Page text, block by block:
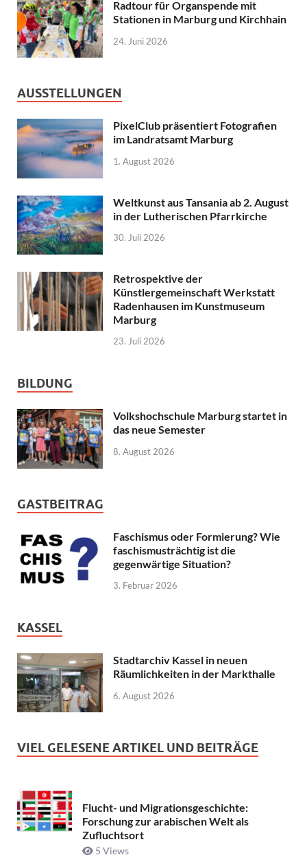
Radtour für Organspende mit
Stationen in Marburg und Kirchhain
24. Juni 2026
AUSSTELLUNGEN
PixelClub präsentiert Fotografien
im Landratsamt Marburg
1. August 2026
Weltkunst aus Tansania ab 2. August
in der Lutherischen Pfarrkirche
30. Juli 2026
Retrospektive der
Künstlergemeinschaft Werkstatt
Radenhausen im Kunstmuseum
Marburg
23. Juli 2026
BILDUNG
Volkshochschule Marburg startet in
das neue Semester
8. August 2026
GASTBEITRAG
Faschismus oder Formierung? Wie
faschismusträchtig ist die
gegenwärtige Situation?
3. Februar 2026
KASSEL
Stadtarchiv Kassel in neuen
Räumlichkeiten in der Markthalle
6. August 2026
VIEL GELESENE ARTIKEL UND BEITRÄGE
Flucht- und Migrationsgeschichte:
Forschung zur arabischen Welt als
Zufluchtsort
5 Views